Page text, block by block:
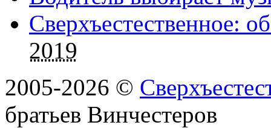
Сверхъестественное:
2019
2005-2026 ©
братьев Винчестеров